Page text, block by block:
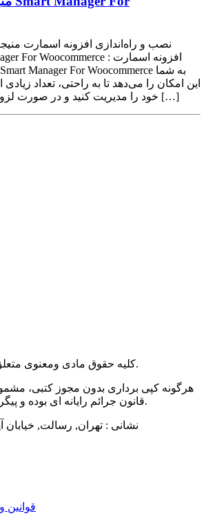
این امکان را می‌دهد تا به راحتی، تعداد
خود را مدیریت کنید و در صورت لزوم، ویژگی‌های آن ها را […]
کلیه حقوق مادی ومعنوی متعلق به سی پنل می باشد.
قانون جرائم رایانه ای بوده و پیگرد قانونی خواهد داشت.
نشانی : تهران, رسالت, خیابان آیت, پلاک